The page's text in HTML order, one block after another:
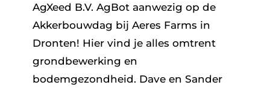
AgXeed B.V. AgBot aanwezig op de
Akkerbouwdag bij Aeres Farms in
Dronten! Hier vind je alles omtrent
grondbewerking en
bodemgezondheid. Dave en Sander